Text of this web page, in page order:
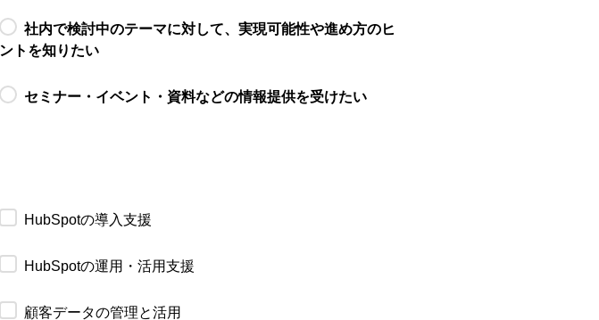
社内で検討中のテーマに対して、実現可能性や進め方のヒ
ントを知りたい
セミナー・イベント・資料などの情報提供を受けたい
HubSpotの導入支援
HubSpotの運用・活用支援
顧客データの管理と活用